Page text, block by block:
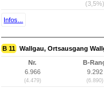
(3,5%)
Infos...
B 11 Wallgau, Ortsausgang
Nr.
6.966
(4.479)
B-
9.292
(6.890)